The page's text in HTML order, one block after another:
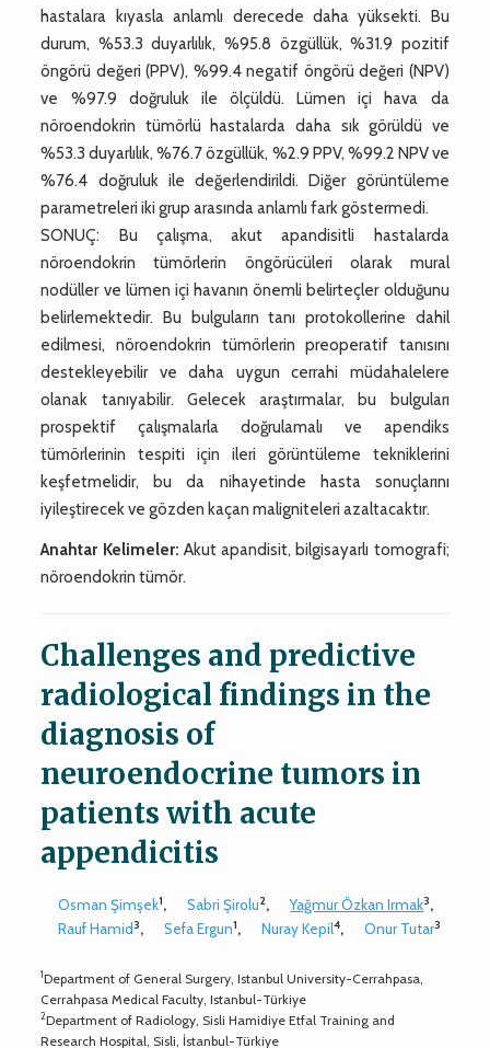
hastalara kıyasla anlamlı derecede daha yüksekti. Bu
durum, %53.3 duyarlılık, %95.8 özgüllük, %31.9 pozitif
öngörü değeri (PPV), %99.4 negatif öngörü değeri (NPV)
ve %97.9 doğruluk ile ölçüldü. Lümen içi hava da
nöroendokrin tümörlü hastalarda daha sık görüldü ve
%53.3 duyarlılık, %76.7 özgüllük, %2.9 PPV, %99.2 NPV ve
%76.4 doğruluk ile değerlendirildi. Diğer görüntüleme
parametreleri iki grup arasında anlamlı fark göstermedi.
SONUÇ: Bu çalışma, akut apandisitli hastalarda
nöroendokrin tümörlerin öngörücüleri olarak mural
nodüller ve lümen içi havanın önemli belirteçler olduğunu
belirlemektedir. Bu bulguların tanı protokollerine dahil
edilmesi, nöroendokrin tümörlerin preoperatif tanısını
destekleyebilir ve daha uygun cerrahi müdahalelere
olanak tanıyabilir. Gelecek araştırmalar, bu bulguları
prospektif çalışmalarla doğrulamalı ve apendiks
tümörlerinin tespiti için ileri görüntüleme tekniklerini
keşfetmelidir, bu da nihayetinde hasta sonuçlarını
iyileştirecek ve gözden kaçan maligniteleri azaltacaktır.
Anahtar Kelimeler: Akut apandisit, bilgisayarlı tomografi;
nöroendokrin tümör.
Challenges and predictive
radiological findings in the
diagnosis of
neuroendocrine tumors in
patients with acute
appendicitis
Osman Şimşek1, Sabri Şirolu2, Yağmur Özkan Irmak3,
Rauf Hamid3, Sefa Ergun1, Nuray Kepil4, Onur Tutar3
1Department of General Surgery, Istanbul University-Cerrahpasa,
Cerrahpasa Medical Faculty, Istanbul-Türkiye
2Department of Radiology, Sisli Hamidiye Etfal Training and
Research Hospital, Sisli, İstanbul-Türkiye